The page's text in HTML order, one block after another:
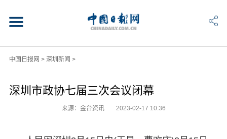
中国日报网 > 深圳新闻 >
深圳市政协七届三次会议闭幕
来源：金台资讯 2023-02-17 10:36